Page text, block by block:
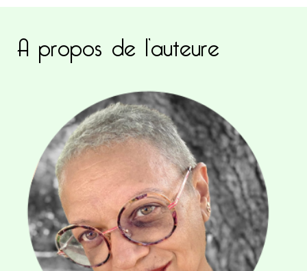
A propos de l’auteure